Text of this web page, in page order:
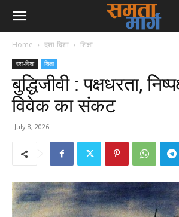
Home दशा-दिशा शिक्षा
दशा-दिशा शिक्षा
बुद्धिजीवी : पक्षधरता,
विवेक का संकट
July 8, 2026